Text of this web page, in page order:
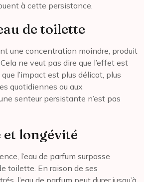
à cette persistance.
de toilette
une concentration moindre, produit
ne veut pas dire que l’effet est
l’impact est plus délicat, plus
quotidiennes ou aux
senteur persistante n’est pas
et longévité
l’eau de parfum surpasse
toilette. En raison de ses
l’eau de parfum peut durer jusqu’à